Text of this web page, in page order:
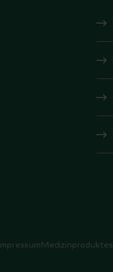
Impressum